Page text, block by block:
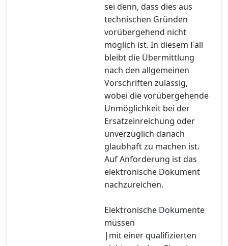
sei denn, dass dies aus
technischen Gründen
vorübergehend nicht
möglich ist. In diesem Fall
bleibt die Übermittlung
nach den allgemeinen
Vorschriften zulässig,
wobei die vorübergehende
Unmöglichkeit bei der
Ersatzeinreichung oder
unverzüglich danach
glaubhaft zu machen ist.
Auf Anforderung ist das
elektronische Dokument
nachzureichen.
Elektronische Dokumente
müssen
|mit einer qualifizierten